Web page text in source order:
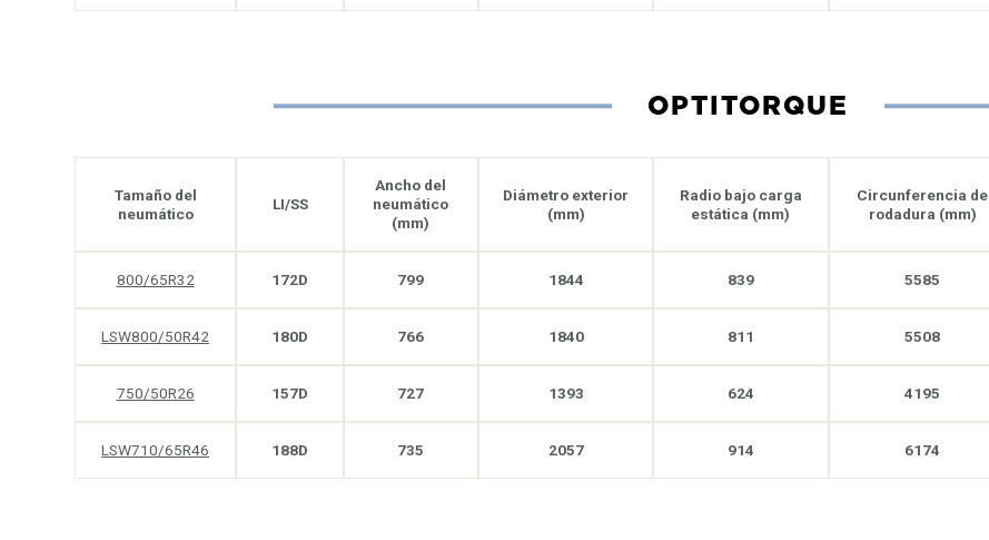
OPTITORQUE
Tamaño del
neumático
LI/SS
Ancho del
neumático
(mm)
Diámetro exterior
(mm)
Radio bajo carga
estática (mm)
Circunferencia de
rodadura (mm)
800/65R32 172D 799 1844 839 5585
LSW800/50R42 180D 766 1840 811 5508
750/50R26 157D 727 1393 624 4195
LSW710/65R46 188D 735 2057 914 6174